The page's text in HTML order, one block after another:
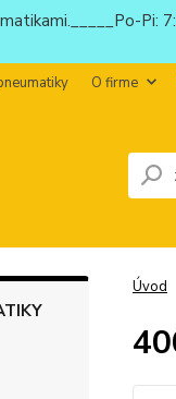
Pi:
O firme
Úvod